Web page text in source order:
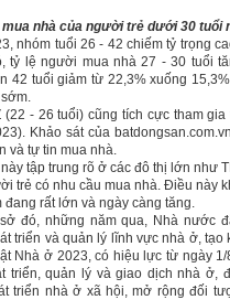
mua nhà của người trẻ dưới 30 tuổi
nhóm tuổi 26 - 42 chiếm tỷ trọng
tỷ lệ người mua nhà 27 - 30 tuổi
42 tuổi giảm từ 22,3% xuống
(22 - 26 tuổi) cũng tích cực tham
Khảo sát của
và tự tin mua nhà.
tập trung rõ ở các đô thị lớn như
trẻ có nhu cầu mua nhà. Điều này
đang rất lớn và ngày càng tăng.
đó, những năm qua, Nhà nước
triển và quản lý lĩnh vực nhà ở,
Nhà ở 2023, có hiệu lực từ ngày
triển, quản lý và giao dịch nhà ở,
triển nhà ở xã hội, mở rộng đối